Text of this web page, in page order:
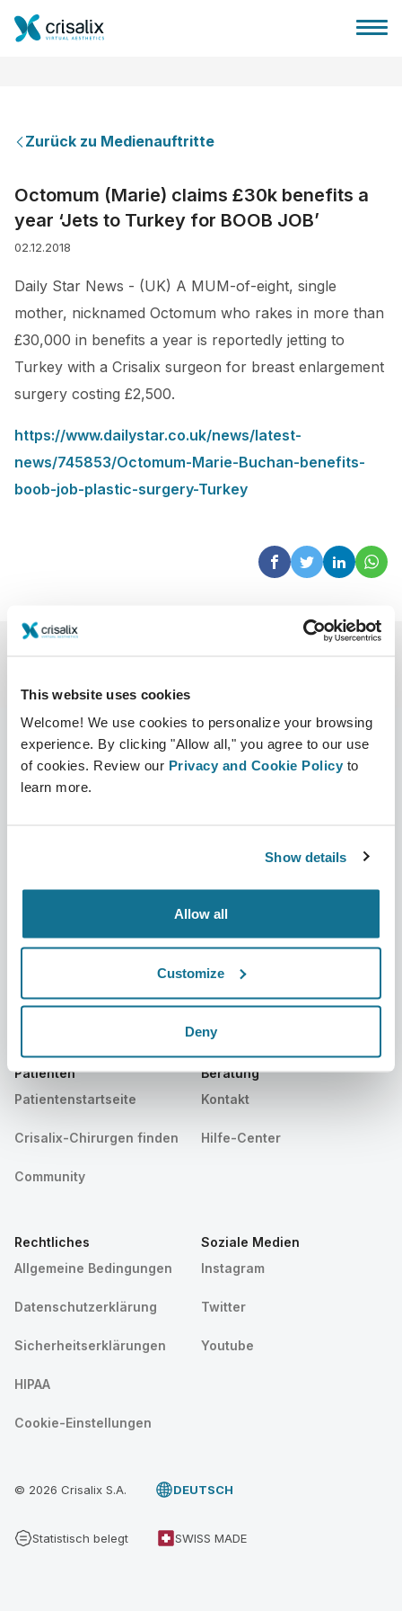
This website uses cookies
Welcome! We use cookies to personalize your browsing
experience. By clicking "Allow all," you agree to our use
of cookies. Review our Privacy and Cookie Policy to
learn more.
Show details
Allow all
Customize
Deny
Startseite für Chirurgen
3D-Business-Plattform
Pläne
Bewertungen von Patienten
Zurück zu Medienauftritte
Octomum (Marie) claims £30k benefits a
year ‘Jets to Turkey for BOOB JOB’
02.12.2018
Daily Star News - (UK) A MUM-of-eight, single
mother, nicknamed Octomum who rakes in more than
£30,000 in benefits a year is reportedly jetting to
Turkey with a Crisalix surgeon for breast enlargement
surgery costing £2,500.
https://www.dailystar.co.uk/news/latest-
news/745853/Octomum-Marie-Buchan-benefits-
boob-job-plastic-surgery-Turkey
Unternehmen
Neuigkeiten
Resources
3D-Business-Manager
Pläne für Chirurgen
Customer Stories
Patienten
Patientenstartseite
Crisalix-Chirurgen finden
Community
Beratung
Kontakt
Hilfe-Center
Rechtliches
Allgemeine Bedingungen
Datenschutzerklärung
Sicherheitserklärungen
HIPAA
Cookie-Einstellungen
Soziale Medien
Instagram
Twitter
Youtube
© 2026 Crisalix S.A. DEUTSCH
Statistisch belegt SWISS MADE